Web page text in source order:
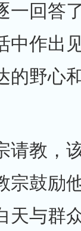
一回答
中作出
的野心
请教，
宗鼓励
天与群